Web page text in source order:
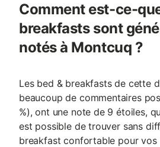
Comment est-ce-
breakfasts sont
notés à Montcuq ?
Les bed & breakfasts de cette
beaucoup de commentaires
%), ont une note de 9 étoiles,
est possible de trouver sans
breakfast confortable pour vos